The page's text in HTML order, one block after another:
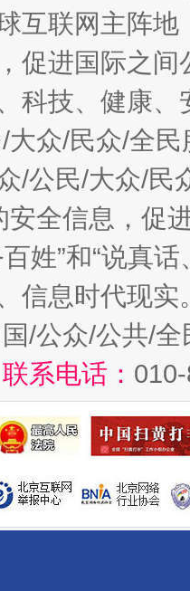
互联网主阵
促进国际之
科技、健康
大众/民众/全
/公民/大众/民
安全信息，促
姓”和“说真
信息时代现实
/公众/公共/
系电话：